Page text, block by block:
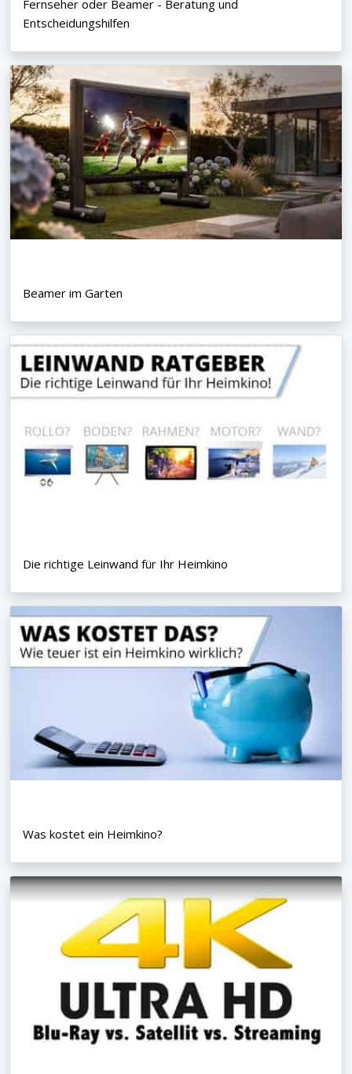
Fernseher oder Beamer - Beratung und
Entscheidungshilfen
Beamer im Garten
Die richtige Leinwand für Ihr Heimkino
Was kostet ein Heimkino?